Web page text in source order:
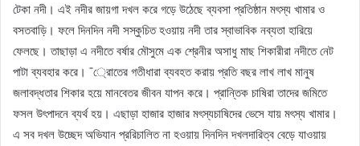
টেকা নদী। এই নদীর জায়গা দখল করে গড়ে উঠেছে ব্যবসা প্রতিষ্ঠান মৎস্য খামার ও
বসতবাড়ি। ফলে দিনদিন নদী সস্কুচিত হওয়ায় নদী তার স্বাভাবিক নব্যতা হারিয়ে
ফেলছে। তাছাড়া এ নদীতে বর্ষার মৌসুমে এক শ্রেনীর অসাধু মাছ শিকারীরা নদীতে নেট
পাটা ব্যবহার করে। ¯্রােতের গতীধারা ব্যবহত করায় প্রতি বছর লাখ লাখ মানুষ
জলাবদ্ধতার শিকার হয়ে মানবেতর জীবন যাপন করে। প্রান্তিক চাষিরা তাদের জমিতে
ফসল উৎপাদনে ব্যর্থ হয়। এছাড়া হাজার হাজার মৎস্যচাষিদের ভেসে যায় মৎস্য খামার।
এ সব দখল উচ্ছেদ অভিযান প্ররিচালিত না হওয়ায় দিনদিন দখলদারিত্ব বেড়ে যাওয়ায়